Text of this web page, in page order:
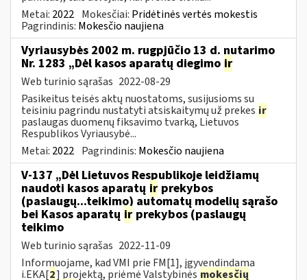
Metai: 2022 Mokesčiai: Pridėtinės vertės mokestis
Pagrindinis: Mokesčio naujiena
Vyriausybės 2002 m. rugpjūčio 13 d. nutarimo
Nr. 1283 „Dėl kasos aparatų diegimo ir
Web turinio sąrašas 2022-08-29
Pasikeitus teisės aktų nuostatoms, susijusioms su
teisiniu pagrindu nustatyti atsiskaitymų už prekes ir
paslaugas duomenų fiksavimo tvarką, Lietuvos
Respublikos Vyriausybė...
Metai: 2022 Pagrindinis: Mokesčio naujiena
V-137 „Dėl Lietuvos Respublikoje leidžiamų
naudoti kasos aparatų ir prekybos
(paslaugų...teikimo) automatų modelių sąrašo
bei Kasos aparatų ir prekybos (paslaugų
teikimo
Web turinio sąrašas 2022-11-09
Informuojame, kad VMI prie FM[1], įgyvendindama
i.EKA[2] projektą, priėmė Valstybinės mokesčių